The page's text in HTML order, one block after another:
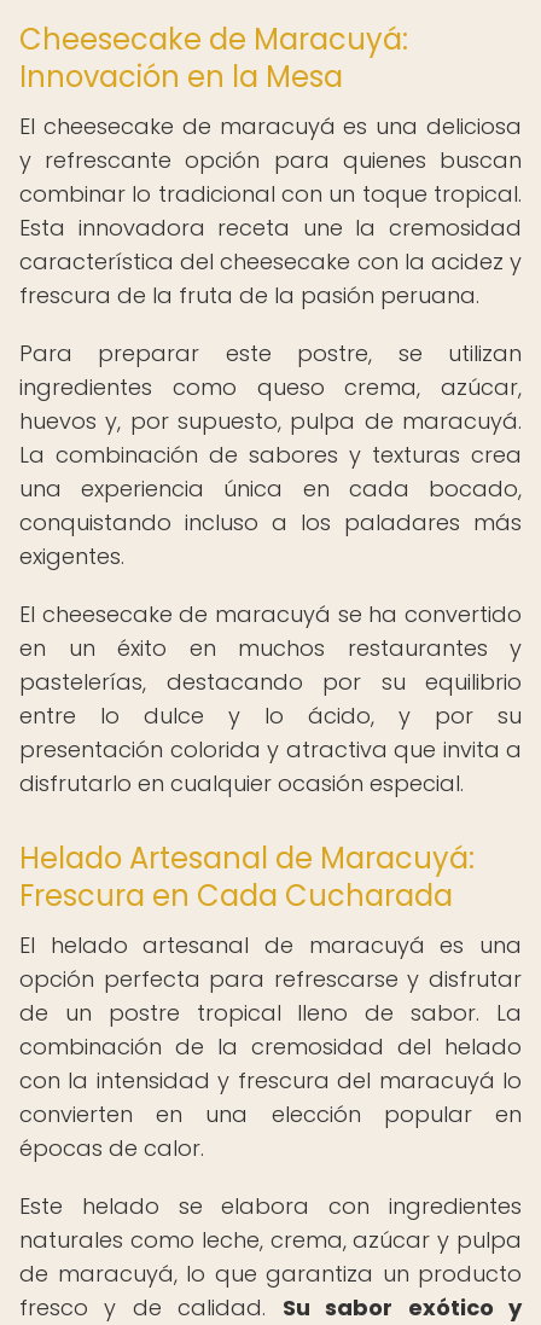
Cheesecake de Maracuyá:
Innovación en la Mesa
El cheesecake de maracuyá es una deliciosa
y refrescante opción para quienes buscan
combinar lo tradicional con un toque tropical.
Esta innovadora receta une la cremosidad
característica del cheesecake con la acidez y
frescura de la fruta de la pasión peruana.
Para preparar este postre, se utilizan
ingredientes como queso crema, azúcar,
huevos y, por supuesto, pulpa de maracuyá.
La combinación de sabores y texturas crea
una experiencia única en cada bocado,
conquistando incluso a los paladares más
exigentes.
El cheesecake de maracuyá se ha convertido
en un éxito en muchos restaurantes y
pastelerías, destacando por su equilibrio
entre lo dulce y lo ácido, y por su
presentación colorida y atractiva que invita a
disfrutarlo en cualquier ocasión especial.
Helado Artesanal de Maracuyá:
Frescura en Cada Cucharada
El helado artesanal de maracuyá es una
opción perfecta para refrescarse y disfrutar
de un postre tropical lleno de sabor. La
combinación de la cremosidad del helado
con la intensidad y frescura del maracuyá lo
convierten en una elección popular en
épocas de calor.
Este helado se elabora con ingredientes
naturales como leche, crema, azúcar y pulpa
de maracuyá, lo que garantiza un producto
fresco y de calidad. Su sabor exótico y